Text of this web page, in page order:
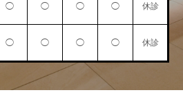
◯ ◯ ◯ ◯ 休診
◯ ◯ ◯ ◯ 休診